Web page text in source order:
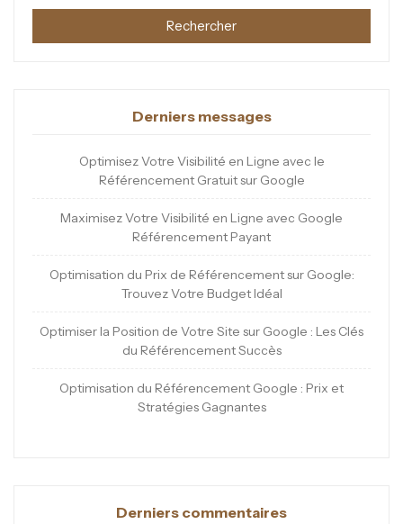
Rechercher
Derniers messages
Optimisez Votre Visibilité en Ligne avec le
Référencement Gratuit sur Google
Maximisez Votre Visibilité en Ligne avec Google
Référencement Payant
Optimisation du Prix de Référencement sur Google:
Trouvez Votre Budget Idéal
Optimiser la Position de Votre Site sur Google : Les Clés
du Référencement Succès
Optimisation du Référencement Google : Prix et
Stratégies Gagnantes
Derniers commentaires